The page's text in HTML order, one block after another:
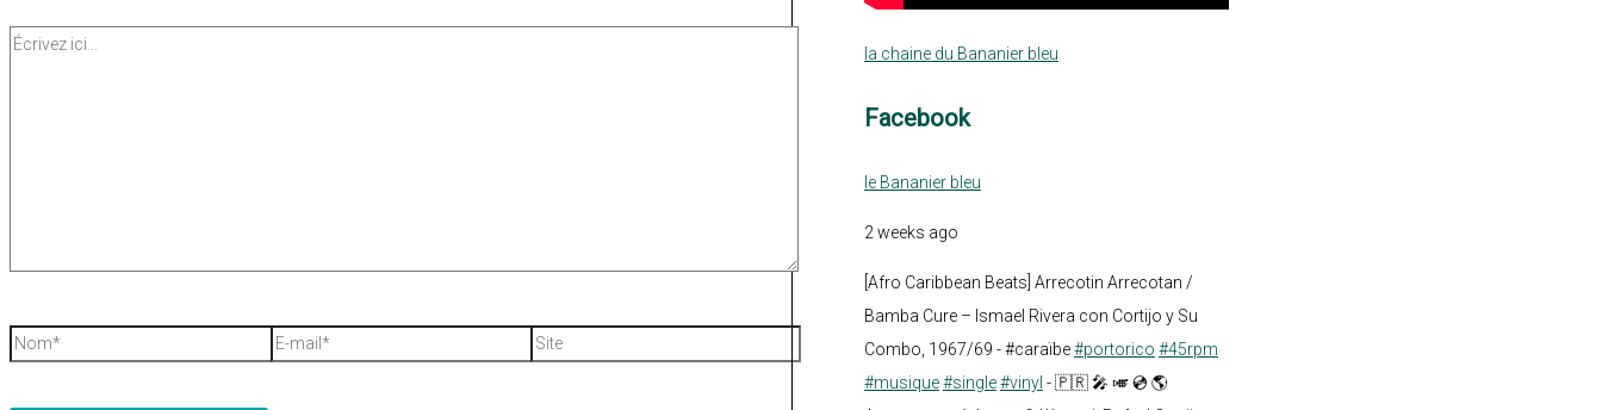
Écrivez
Nom*
E-
mail*
Site
la chaine du Bananier bleu
Facebook
le Bananier bleu
2 weeks ago
[Afro Caribbean Beats] Arrecotin Arrecotan /
Bamba Cure – Ismael Rivera con Cortijo y Su
Combo, 1967/69 - #caraïbe#portorico #45rpm
#musique#single#vinyl - 🇵🇷 🎤 🎺 💿 🌎